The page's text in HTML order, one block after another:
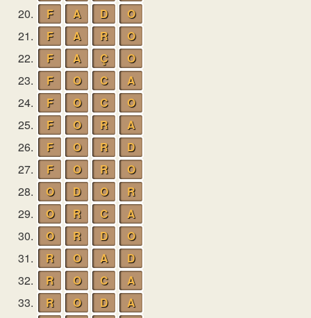
20.
F A D
O
21.
F A R
O
22.
F A Ç
O
23.
F O C
A
24.
F O C
O
25.
F O R
A
26.
F O R
D
27.
F O R
O
28.
O D O
R
29.
O R C
A
30.
O R D
O
31.
R O A
D
32.
R O C
A
33.
R O D
A